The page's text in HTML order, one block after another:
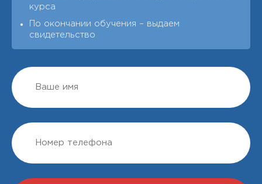
курса
По окончании обучения – выдаeм
свидетельство